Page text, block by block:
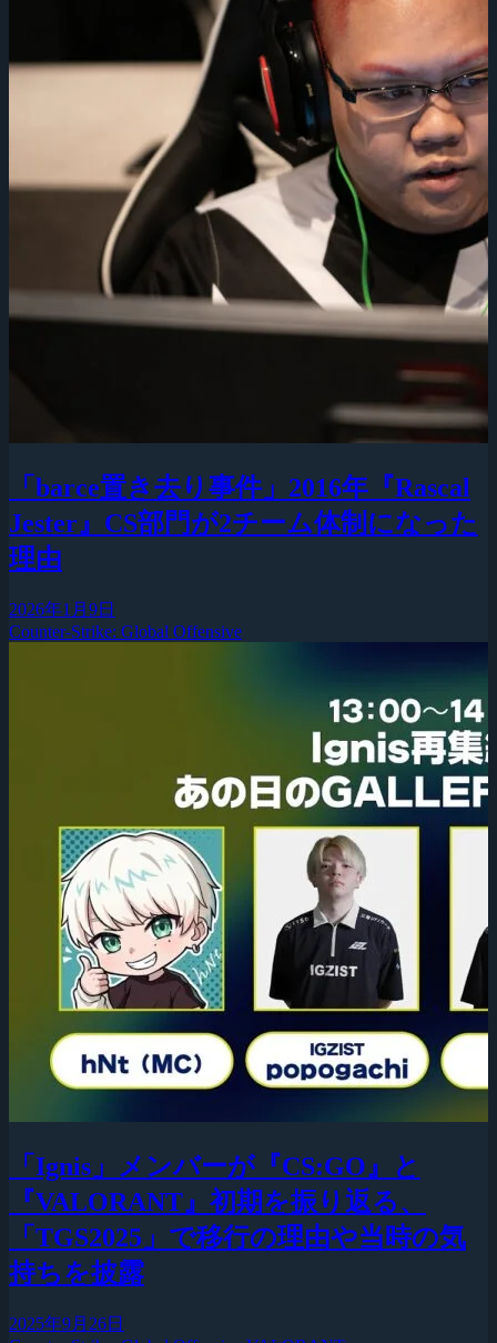
「barce置き去り事件」2016年『Rascal
Jester』CS部門が2チーム体制になった
理由
2026年1月9日
Counter-Strike: Global Offensive
「Ignis」メンバーが『CS:GO』と
『VALORANT』初期を振り返る、
「TGS2025」で移行の理由や当時の気
持ちを披露
2025年9月26日